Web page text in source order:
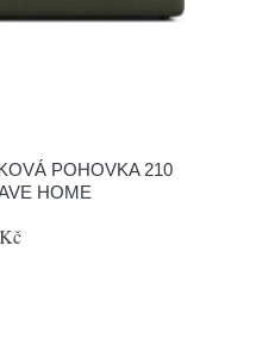
POHOVKA 210
HOME